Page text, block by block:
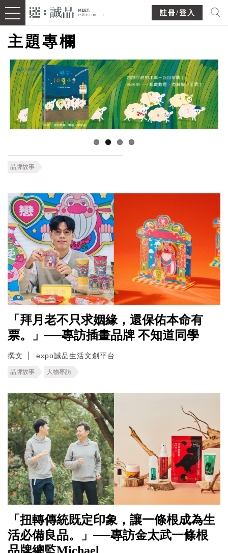
註冊/登入
主題專欄
品牌故事
「拜月老不只求姻緣，還保佑本命有
票。」──專訪插畫品牌 不知道同學
撰文 expo誠品生活文創平台
品牌故事 人物專訪
「扭轉傳統既定印象，讓一條根成為生
活必備良品。」──專訪金太武一條根
品牌總監Michael